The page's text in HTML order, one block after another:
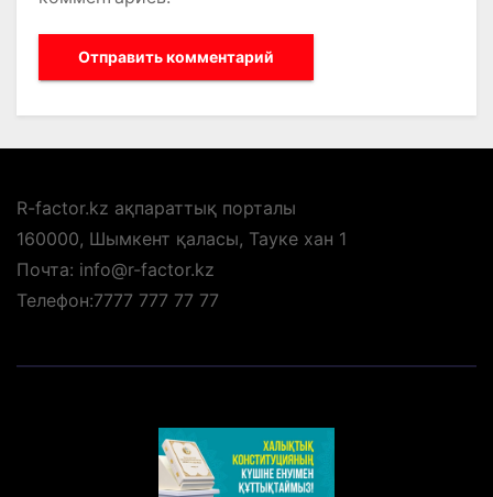
R-factor.kz ақпараттық порталы
160000, Шымкент қаласы, Тауке хан 1
Почта: info@r-factor.kz
Телефон:7777 777 77 77